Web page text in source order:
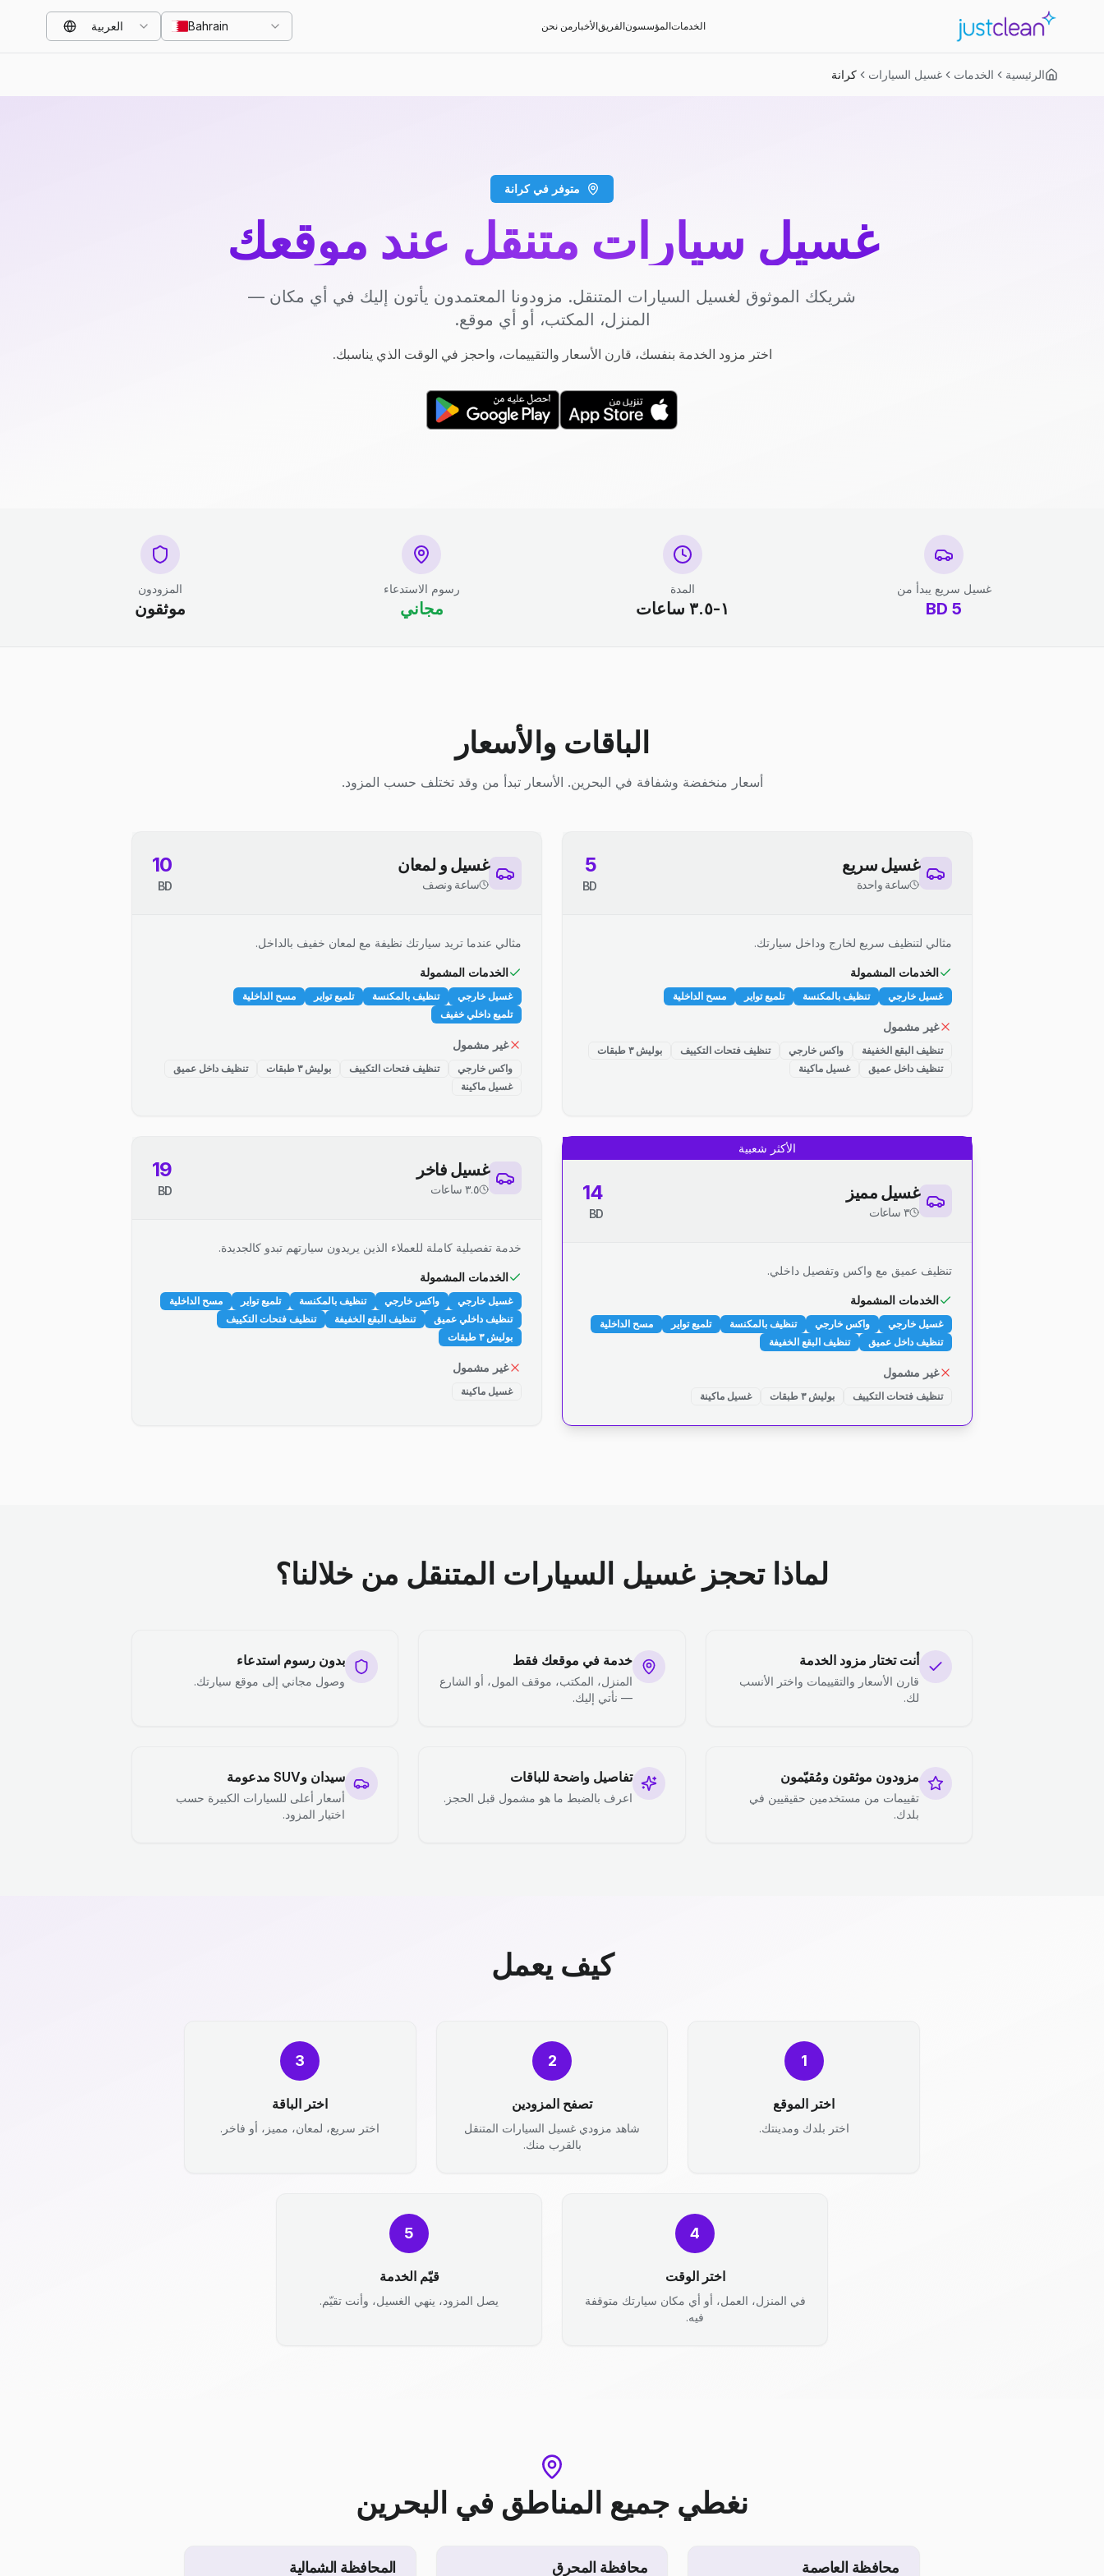
الخدماتالمؤسسونالفريقالأخبار من نحن Bahrain العربية
الرئيسية الخدمات غسيل السيارات كرانة
متوفر في كرانة
غسيل سيارات متنقل عند موقعك
شريكك الموثوق لغسيل السيارات المتنقل. مزودونا المعتمدون يأتون إليك في أي مكان —
المنزل، المكتب، أو أي موقع.
اختر مزود الخدمة بنفسك، قارن الأسعار والتقييمات، واحجز في الوقت الذي يناسبك.
غسيل سريع يبدأ من
5
BD
المدة
١-٣.٥ ساعات
رسوم الاستدعاء
مجاني
المزودون
موثقون
الباقات والأسعار
أسعار منخفضة وشفافة في البحرين. الأسعار تبدأ من وقد تختلف حسب المزود.
غسيل سريع
ساعة واحدة
5
BD
مثالي لتنظيف سريع لخارج وداخل سيارتك.
الخدمات المشمولة
غسيل خارجي تنظيف بالمكنسة تلميع تواير مسح الداخلية
غير مشمول
تنظيف البقع الخفيفة واكس خارجي تنظيف فتحات التكييف
بوليش ٣ طبقات
تنظيف داخل عميق
غسيل ماكينة
غسيل و لمعان
ساعة ونصف
10
BD
مثالي عندما تريد سيارتك نظيفة مع لمعان خفيف بالداخل.
الخدمات المشمولة
غسيل خارجي تنظيف بالمكنسة تلميع تواير
مسح الداخلية
تلميع داخلي خفيف
غير مشمول
واكس خارجي تنظيف فتحات التكييف بوليش ٣ طبقات
تنظيف داخل عميق
غسيل ماكينة
الأكثر شعبية
غسيل مميز
٣ ساعات
14
BD
تنظيف عميق مع واكس وتفصيل داخلي.
الخدمات المشمولة
غسيل خارجي واكس خارجي تنظيف بالمكنسة تلميع تواير
مسح الداخلية
تنظيف داخل عميق
تنظيف البقع الخفيفة
غير مشمول
تنظيف فتحات التكييف بوليش ٣ طبقات غسيل ماكينة
غسيل فاخر
٣.٥ ساعات
19
BD
خدمة تفصيلية كاملة للعملاء الذين يريدون سيارتهم تبدو كالجديدة.
الخدمات المشمولة
غسيل خارجي واكس خارجي تنظيف بالمكنسة تلميع تواير
مسح الداخلية
تنظيف داخلي عميق
تنظيف البقع الخفيفة
تنظيف فتحات التكييف
بوليش ٣ طبقات
غير مشمول
غسيل ماكينة
لماذا تحجز غسيل السيارات المتنقل من خلالنا؟
أنت تختار مزود الخدمة
قارن الأسعار والتقييمات واختر الأنسب
لك.
خدمة في موقعك فقط
المنزل، المكتب، موقف المول، أو الشارع
— نأتي إليك.
بدون رسوم استدعاء
وصول مجاني إلى موقع سيارتك.
مزودون موثقون ومُقيّمون
تقييمات من مستخدمين حقيقيين في
بلدك.
تفاصيل واضحة للباقات
اعرف بالضبط ما هو مشمول قبل الحجز.
سيدان وSUV مدعومة
أسعار أعلى للسيارات الكبيرة حسب
اختيار المزود.
كيف يعمل
1
اختر الموقع
اختر بلدك ومدينتك.
2
تصفح المزودين
شاهد مزودي غسيل السيارات المتنقل
بالقرب منك.
3
اختر الباقة
اختر سريع، لمعان، مميز، أو فاخر.
4
اختر الوقت
في المنزل، العمل، أو أي مكان سيارتك متوقفة
فيه.
5
قيّم الخدمة
يصل المزود، ينهي الغسيل، وأنت تقيّم.
نغطي جميع المناطق في البحرين
محافظة العاصمة محافظة المحرق المحافظة الشمالية